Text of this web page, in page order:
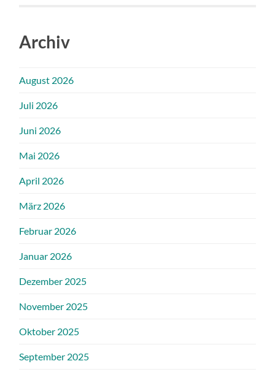
Archiv
August 2026
Juli 2026
Juni 2026
Mai 2026
April 2026
März 2026
Februar 2026
Januar 2026
Dezember 2025
November 2025
Oktober 2025
September 2025